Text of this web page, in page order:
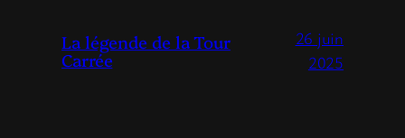
La légende de la Tour
Carrée
26 juin
2025